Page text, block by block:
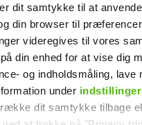
dit samtykke til at
din browser til
videregives til vores
din enhed for at vise dig
og indholdsmåling, lave
under indstillinger
dit samtykke tilbage